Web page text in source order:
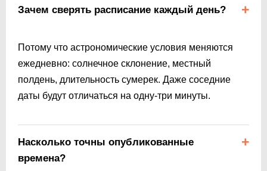
Зачем сверять расписание каждый день?
Потому что астрономические условия меняются
ежедневно: солнечное склонение, местный
полдень, длительность сумерек. Даже соседние
даты будут отличаться на одну-три минуты.
Насколько точны опубликованные
времена?